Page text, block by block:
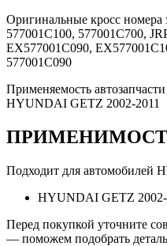
Оригинальные кросс номера
577001C100, 577001C700,
EX577001C090,
577001C090
Применяемость
HYUNDAI GETZ 2002-2011
Подходит для автомобилей
HYUNDAI GETZ 2002-
Перед покупкой уточните
— поможем подобрать